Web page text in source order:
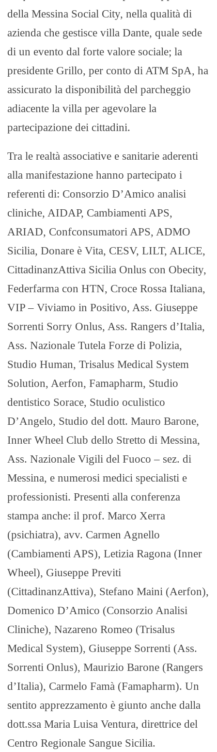
della Messina Social City, nella qualità di
azienda che gestisce villa Dante, quale sede
di un evento dal forte valore sociale; la
presidente Grillo, per conto di ATM SpA, ha
assicurato la disponibilità del parcheggio
adiacente la villa per agevolare la
partecipazione dei cittadini.
Tra le realtà associative e sanitarie aderenti
alla manifestazione hanno partecipato i
referenti di: Consorzio D’Amico analisi
cliniche, AIDAP, Cambiamenti APS,
ARIAD, Confconsumatori APS, ADMO
Sicilia, Donare è Vita, CESV, LILT, ALICE,
CittadinanzAttiva Sicilia Onlus con Obecity,
Federfarma con HTN, Croce Rossa Italiana,
VIP – Viviamo in Positivo, Ass. Giuseppe
Sorrenti Sorry Onlus, Ass. Rangers d’Italia,
Ass. Nazionale Tutela Forze di Polizia,
Studio Human, Trisalus Medical System
Solution, Aerfon, Famapharm, Studio
dentistico Sorace, Studio oculistico
D’Angelo, Studio del dott. Mauro Barone,
Inner Wheel Club dello Stretto di Messina,
Ass. Nazionale Vigili del Fuoco – sez. di
Messina, e numerosi medici specialisti e
professionisti. Presenti alla conferenza
stampa anche: il prof. Marco Xerra
(psichiatra), avv. Carmen Agnello
(Cambiamenti APS), Letizia Ragona (Inner
Wheel), Giuseppe Previti
(CittadinanzAttiva), Stefano Maini (Aerfon),
Domenico D’Amico (Consorzio Analisi
Cliniche), Nazareno Romeo (Trisalus
Medical System), Giuseppe Sorrenti (Ass.
Sorrenti Onlus), Maurizio Barone (Rangers
d’Italia), Carmelo Famà (Famapharm). Un
sentito apprezzamento è giunto anche dalla
dott.ssa Maria Luisa Ventura, direttrice del
Centro Regionale Sangue Sicilia.